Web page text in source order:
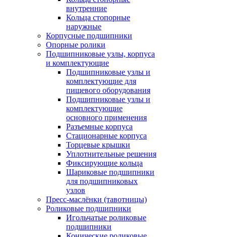
внутренние
Кольца стопорные
наружные
Корпусные подшипники
Опорные ролики
Подшипниковые узлы, корпуса
и комплектующие
Подшипниковые узлы и
комплектующие для
пищевого оборудования
Подшипниковые узлы и
комплектующие
основного применения
Разъемные корпуса
Стационарные корпуса
Торцевые крышки
Уплотнительные решения
Фиксирующие кольца
Шариковые подшипники
для подшипниковых
узлов
Пресс-маслёнки (тавотницы)
Роликовые подшипники
Игольчатые роликовые
подшипники